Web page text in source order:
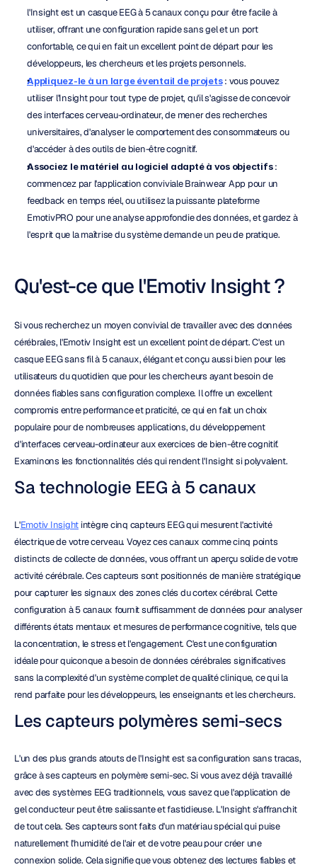
l'Insight est un casque EEG à 5 canaux conçu pour être facile à
utiliser, offrant une configuration rapide sans gel et un port
confortable, ce qui en fait un excellent point de départ pour les
développeurs, les chercheurs et les projets personnels.
Appliquez-le à un large éventail de projets : vous pouvez
utiliser l'Insight pour tout type de projet, qu'il s'agisse de concevoir
des interfaces cerveau-ordinateur, de mener des recherches
universitaires, d'analyser le comportement des consommateurs ou
d'accéder à des outils de bien-être cognitif.
Associez le matériel au logiciel adapté à vos objectifs :
commencez par l'application conviviale Brainwear App pour un
feedback en temps réel, ou utilisez la puissante plateforme
EmotivPRO pour une analyse approfondie des données, et gardez à
l'esprit que la maîtrise du système demande un peu de pratique.
Qu'est-ce que l'Emotiv Insight ?
Si vous recherchez un moyen convivial de travailler avec des données
cérébrales, l'Emotiv Insight est un excellent point de départ. C'est un
casque EEG sans fil à 5 canaux, élégant et conçu aussi bien pour les
utilisateurs du quotidien que pour les chercheurs ayant besoin de
données fiables sans configuration complexe. Il offre un excellent
compromis entre performance et praticité, ce qui en fait un choix
populaire pour de nombreuses applications, du développement
d'interfaces cerveau-ordinateur aux exercices de bien-être cognitif.
Examinons les fonctionnalités clés qui rendent l'Insight si polyvalent.
Sa technologie EEG à 5 canaux
L'Emotiv Insight intègre cinq capteurs EEG qui mesurent l'activité
électrique de votre cerveau. Voyez ces canaux comme cinq points
distincts de collecte de données, vous offrant un aperçu solide de votre
activité cérébrale. Ces capteurs sont positionnés de manière stratégique
pour capturer les signaux des zones clés du cortex cérébral. Cette
configuration à 5 canaux fournit suffisamment de données pour analyser
différents états mentaux et mesures de performance cognitive, tels que
la concentration, le stress et l'engagement. C'est une configuration
idéale pour quiconque a besoin de données cérébrales significatives
sans la complexité d'un système complet de qualité clinique, ce qui la
rend parfaite pour les développeurs, les enseignants et les chercheurs.
Les capteurs polymères semi-secs
L'un des plus grands atouts de l'Insight est sa configuration sans tracas,
grâce à ses capteurs en polymère semi-sec. Si vous avez déjà travaillé
avec des systèmes EEG traditionnels, vous savez que l'application de
gel conducteur peut être salissante et fastidieuse. L'Insight s'affranchit
de tout cela. Ses capteurs sont faits d'un matériau spécial qui puise
naturellement l'humidité de l'air et de votre peau pour créer une
connexion solide. Cela signifie que vous obtenez des lectures fiables et